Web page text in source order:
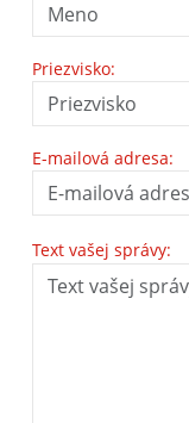
Priezvisko:
E-mailová adresa:
Text vašej správy: